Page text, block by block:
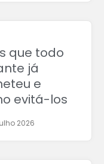
que todo
já
e
evitá-los
2026